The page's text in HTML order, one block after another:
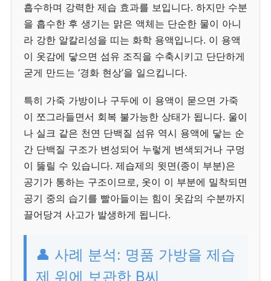
흡수하며 강력한 제습 효과를 보입니다. 하지만 수분
을 흡수한 후 생기는 맑은 액체는 단순한 물이 아니
라 강한 알칼리성을 띠는 화학 용액입니다. 이 용액
이 옷감에 닿으면 섬유 조직을 수축시키고 단단하게
굳게 만드는 ‘경화 현상’을 일으킵니다.
특히 가죽 가방이나 구두에 이 용액이 묻으면 가죽
이 쪼그라들면서 회복 불가능한 상태가 됩니다. 울이
나 실크 같은 천연 단백질 섬유 역시 용액에 닿는 순
간 단백질 구조가 변성되어 누렇게 변색되거나 구멍
이 뚫릴 수 있습니다. 제습제의 윗면(종이 부분)은
공기가 통하는 구조이므로, 옷이 이 부분에 밀착되면
공기 중의 습기를 빨아들이는 힘이 옷감의 수분까지
끌어당겨 사고가 발생하게 됩니다.
👤 사례 분석: 명품 가방을 제습
제 위에 보관한 B씨